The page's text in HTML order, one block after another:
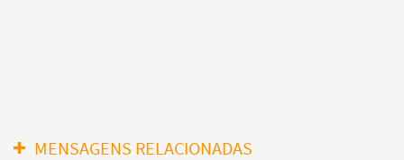
MENSAGENS RELACIONADAS